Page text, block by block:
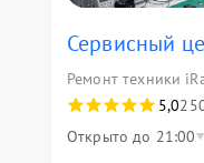
Сервисный
Ремонт техники
5,0
Открыто до 21:00